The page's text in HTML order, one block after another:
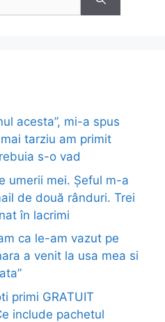
acesta”, mi-a spus
tarziu am primit
s-o vad
umerii mei. Șeful m-a
de două rânduri. Trei
în lacrimi
ca le-am vazut pe
a venit la usa mea si
primi GRATUIT
include pachetul